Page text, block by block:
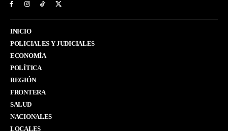
INICIO
POLICIALES Y JUDICIALES
ECONOMÍA
POLÍTICA
REGIÓN
FRONTERA
SALUD
NACIONALES
LOCALES